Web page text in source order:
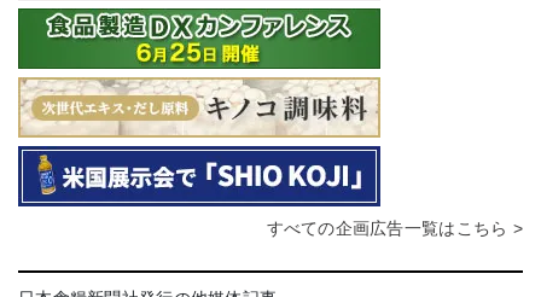
すべての企画広告一覧はこちら >